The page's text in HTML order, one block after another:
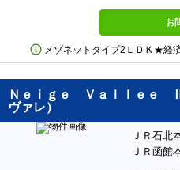
お
メゾネットタイプ2ＬＤＫ★経
Ｎｅｉｇｅ Ｖａｌｌｅｅ Ⅱ
ヴァレ）
ＪＲ石北
ＪＲ函館